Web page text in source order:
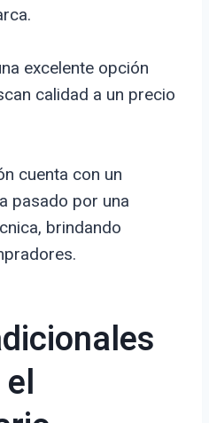
excelente opción
calidad a un precio
cuenta con un
pasado por una
brindando